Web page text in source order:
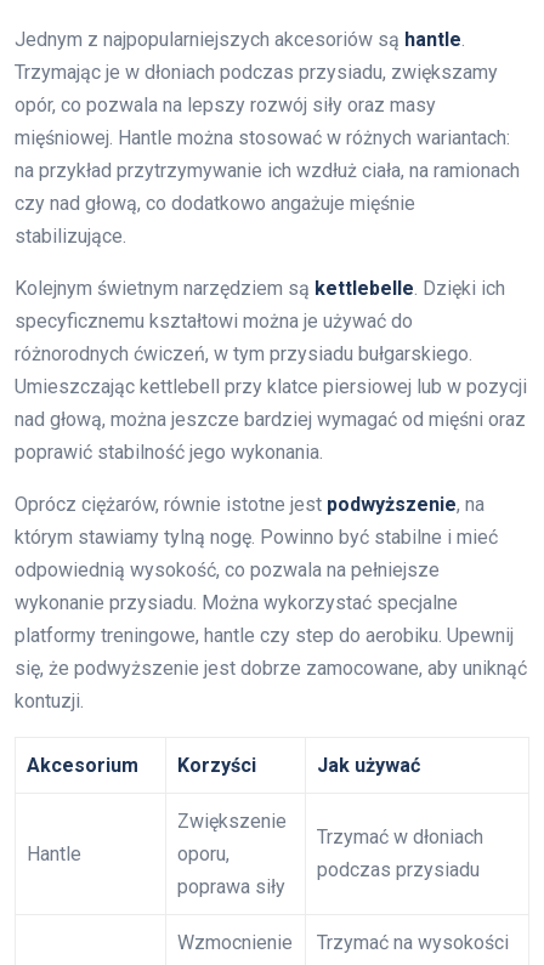
Jednym z najpopularniejszych akcesoriów są hantle
Trzymając je w dłoniach podczas przysiadu, zwiększamy
opór, co pozwala na lepszy rozwój siły oraz masy
mięśniowej. Hantle można stosować w różnych wariantach:
na przykład przytrzymywanie ich wzdłuż ciała, na ramionach
czy nad głową, co dodatkowo angażuje mięśnie
stabilizujące.
Kolejnym świetnym narzędziem są kettlebelle . Dzięki ich
specyficznemu kształtowi można je używać do
różnorodnych ćwiczeń, w tym przysiadu bułgarskiego.
Umieszczając kettlebell przy klatce piersiowej lub w pozycji
nad głową, można jeszcze bardziej wymagać od mięśni oraz
poprawić stabilność jego wykonania.
Oprócz ciężarów, równie istotne jest podwyższenie, na
którym stawiamy tylną nogę. Powinno być stabilne i mieć
odpowiednią wysokość, co pozwala na pełniejsze
wykonanie przysiadu. Można wykorzystać specjalne
platformy treningowe, hantle czy step do aerobiku. Upewnij
się, że podwyższenie jest dobrze zamocowane, aby uniknąć
kontuzji.
Akcesorium Korzyści Jak używać
Hantle
Zwiększenie
oporu,
poprawa siły
Trzymać w dłoniach
podczas przysiadu
Wzmocnienie
Trzymać na wysokości